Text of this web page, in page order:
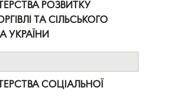
РОЗВИТКУ
ТА СІЛЬСЬКОГО
УКРАЇНИ
СОЦІАЛЬНОЇ